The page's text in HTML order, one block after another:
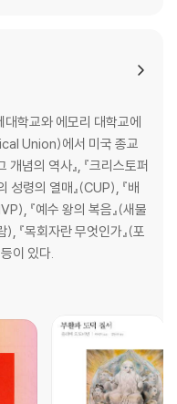
학교와 에모리 대학교에
Union)에서 미국 종교
념의 역사』, 『크리스토퍼
성령의 열매』(CUP), 『배
『예수 왕의 복음』(새물
『목회자란 무엇인가』(포
이 있다.